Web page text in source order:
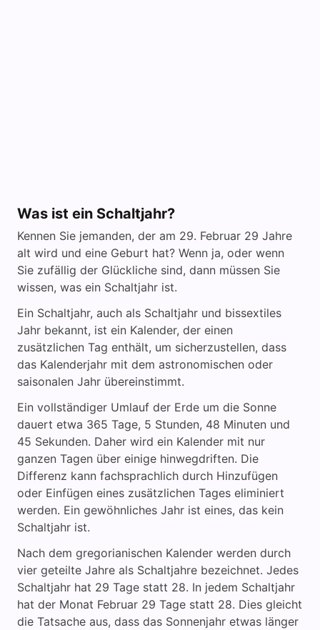
Was ist ein Schaltjahr?
Kennen Sie jemanden, der am 29. Februar 29 Jahre
alt wird und eine Geburt hat? Wenn ja, oder wenn
Sie zufällig der Glückliche sind, dann müssen Sie
wissen, was ein Schaltjahr ist.
Ein Schaltjahr, auch als Schaltjahr und bissextiles
Jahr bekannt, ist ein Kalender, der einen
zusätzlichen Tag enthält, um sicherzustellen, dass
das Kalenderjahr mit dem astronomischen oder
saisonalen Jahr übereinstimmt.
Ein vollständiger Umlauf der Erde um die Sonne
dauert etwa 365 Tage, 5 Stunden, 48 Minuten und
45 Sekunden. Daher wird ein Kalender mit nur
ganzen Tagen über einige hinwegdriften. Die
Differenz kann fachsprachlich durch Hinzufügen
oder Einfügen eines zusätzlichen Tages eliminiert
werden. Ein gewöhnliches Jahr ist eines, das kein
Schaltjahr ist.
Nach dem gregorianischen Kalender werden durch
vier geteilte Jahre als Schaltjahre bezeichnet. Jedes
Schaltjahr hat 29 Tage statt 28. In jedem Schaltjahr
hat der Monat Februar 29 Tage statt 28. Dies gleicht
die Tatsache aus, dass das Sonnenjahr etwas länger